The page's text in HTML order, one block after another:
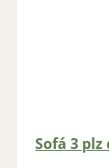
Sofá 3 plz